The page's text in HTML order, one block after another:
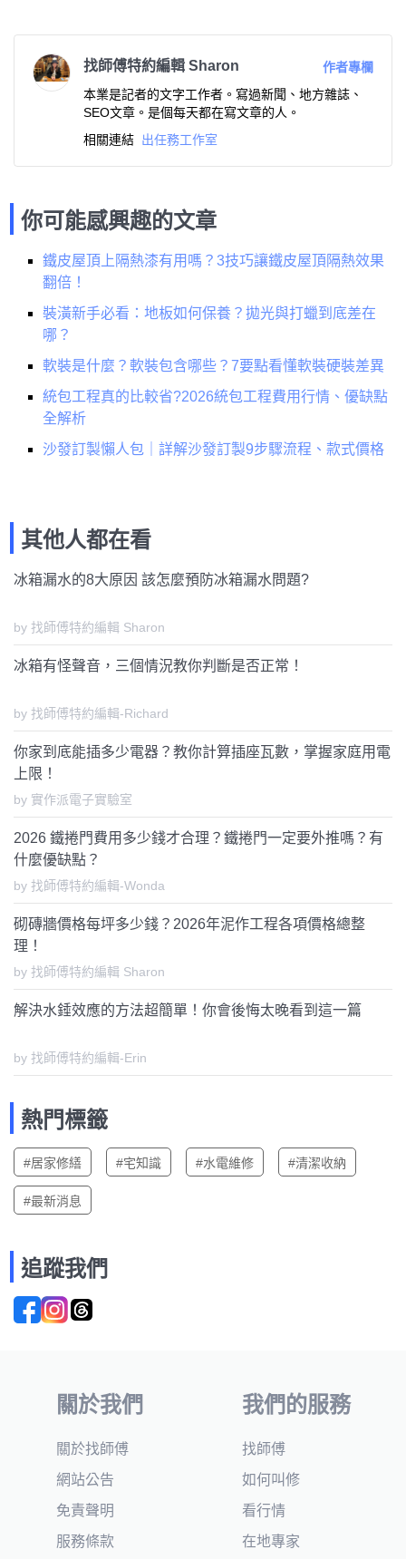
找師傅特約編輯 Sharon
作者專欄
本業是記者的文字工作者。寫過新聞、地方雜誌、
SEO文章。是個每天都在寫文章的人。
相關連結 出任務工作室
你可能感興趣的文章
鐵皮屋頂上隔熱漆有用嗎？3技巧讓鐵皮屋頂隔熱效果
翻倍！
裝潢新手必看：地板如何保養？拋光與打蠟到底差在
哪？
軟裝是什麼？軟裝包含哪些？7要點看懂軟裝硬裝差異
統包工程真的比較省?2026統包工程費用行情、優缺點
全解析
沙發訂製懶人包｜詳解沙發訂製9步驟流程、款式價格
其他人都在看
冰箱漏水的8大原因 該怎麼預防冰箱漏水問題?
by 找師傅特約編輯 Sharon
冰箱有怪聲音，三個情況教你判斷是否正常！
by 找師傅特約編輯-Richard
你家到底能插多少電器？教你計算插座瓦數，掌握家庭用電
上限！
by 實作派電子實驗室
2026 鐵捲門費用多少錢才合理？鐵捲門一定要外推嗎？有
什麼優缺點？
by 找師傅特約編輯-Wonda
砌磚牆價格每坪多少錢？2026年泥作工程各項價格總整
理！
by 找師傅特約編輯 Sharon
解決水錘效應的方法超簡單！你會後悔太晚看到這一篇
by 找師傅特約編輯-Erin
熱門標籤
#居家修繕 #宅知識 #水電維修 #清潔收納
#最新消息
追蹤我們
關於我們
關於找師傅
網站公告
免責聲明
服務條款
我們的服務
找師傅
如何叫修
看行情
在地專家